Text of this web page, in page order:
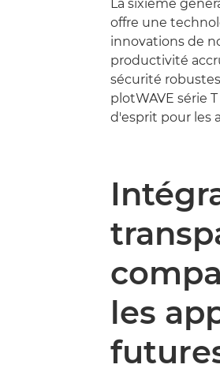
La sixième
offre une
innovations de
productivité
sécurité
plotWAVE série
d'esprit pour les
les